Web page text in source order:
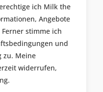
ich Milk the
Angebote
stimme ich
und
zu. Meine
widerrufen,